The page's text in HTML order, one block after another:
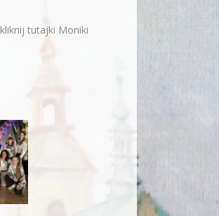
tutajki Moniki